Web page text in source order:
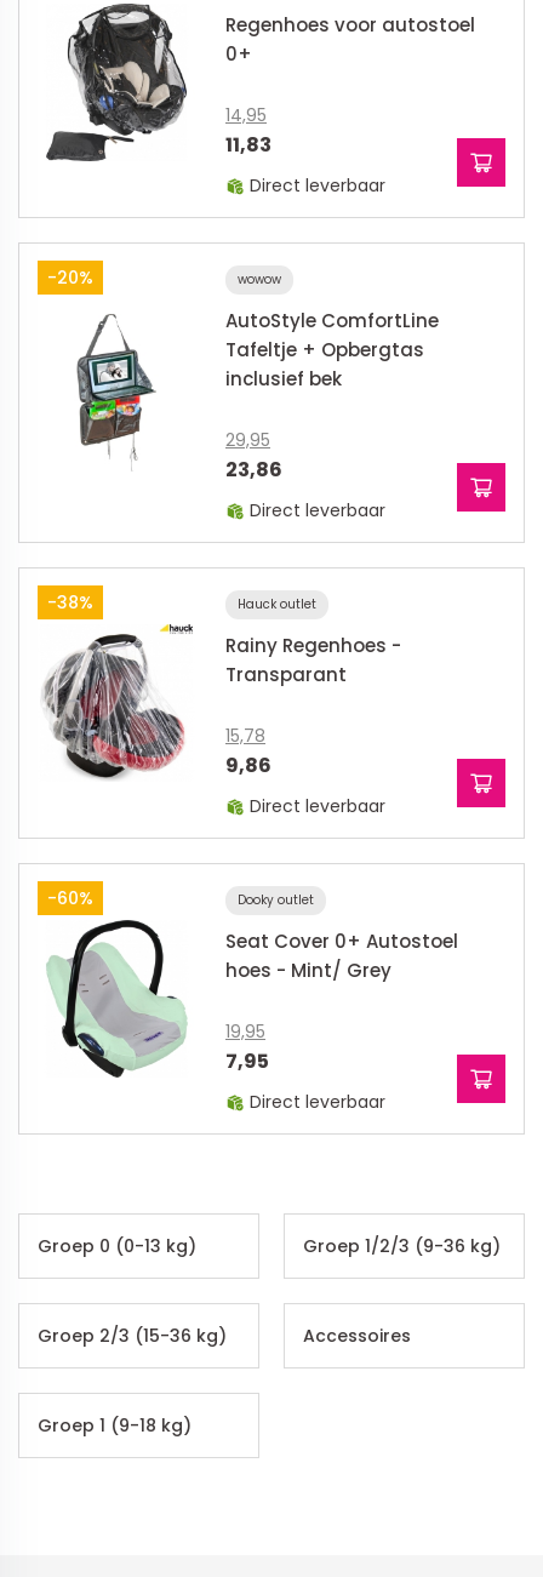
Regenhoes voor autostoel
0+
14,95
11,83
Direct leverbaar
-20% wowow
AutoStyle ComfortLine
Tafeltje + Opbergtas
inclusief bek
29,95
23,86
Direct leverbaar
-38% Hauck outlet
Rainy Regenhoes -
Transparant
15,78
9,86
Direct leverbaar
-60% Dooky outlet
Seat Cover 0+ Autostoel
hoes - Mint/ Grey
19,95
7,95
Direct leverbaar
Groep 0 (0-13 kg) Groep 1/2/3 (9-36 kg)
Groep 2/3 (15-36 kg) Accessoires
Groep 1 (9-18 kg)